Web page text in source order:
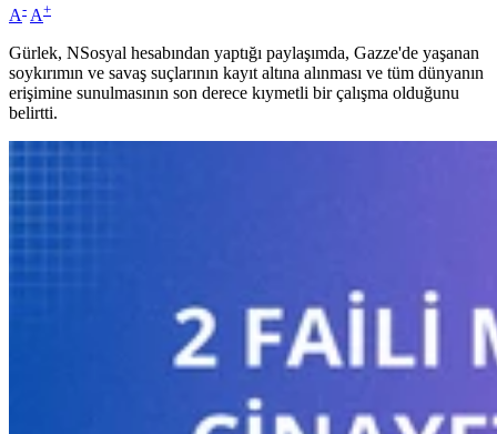
A- A+
Gürlek, NSosyal hesabından yaptığı paylaşımda, Gazze'de yaşanan
soykırımın ve savaş suçlarının kayıt altına alınması ve tüm dünyanın
erişimine sunulmasının son derece kıymetli bir çalışma olduğunu
belirtti.